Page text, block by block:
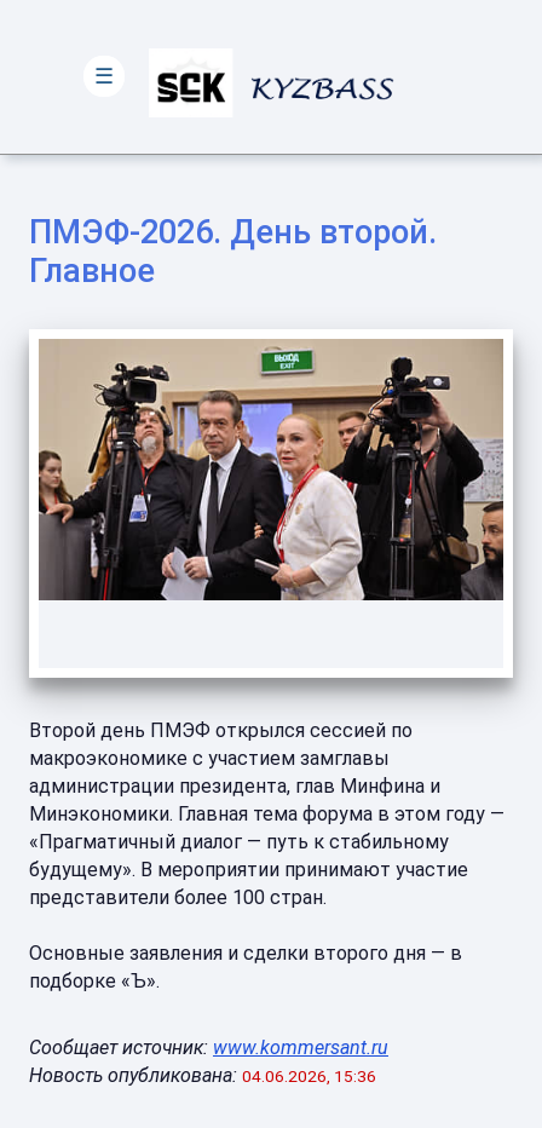
ПМЭФ-2026. День второй.
Главное
Второй день ПМЭФ открылся сессией по
макроэкономике с участием замглавы
администрации президента, глав Минфина и
Минэкономики. Главная тема форума в этом году —
«Прагматичный диалог — путь к стабильному
будущему». В мероприятии принимают участие
представители более 100 стран.
Основные заявления и сделки второго дня — в
подборке «Ъ».
Сообщает источник: www.kommersant.ru
Новость опубликована: 04.06.2026, 15:36
☰